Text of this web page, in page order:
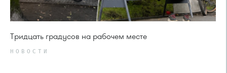
Тридцать градусов на рабочем месте
НОВОСТИ